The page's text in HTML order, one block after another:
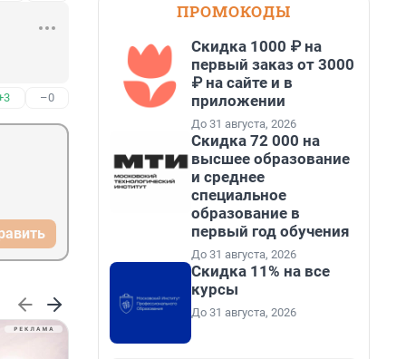
–0
ПРОМОКОДЫ
Скидка 1000 ₽ на
первый заказ от 3000
₽ на сайте и в
приложении
До 31 августа, 2026
Скидка 72 000 на
высшее образование
и среднее
специальное
образование в
первый год обучения
До 31 августа, 2026
Скидка 11% на все
курсы
До 31 августа, 2026